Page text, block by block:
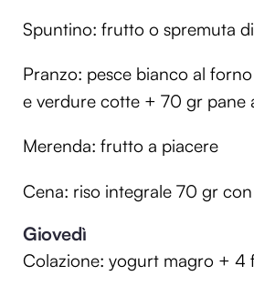
Spuntino: frutto o spremuta
Pranzo: pesce bianco al
e verdure cotte + 70 gr pane
Merenda: frutto a piacere
Cena: riso integrale 70 gr
Giovedì
Colazione: yogurt magro + 4